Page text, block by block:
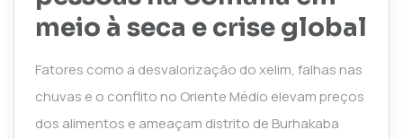
meio à seca e crise global
Fatores como a desvalorização do xelim, falhas nas
chuvas e o conflito no Oriente Médio elevam preços
dos alimentos e ameaçam distrito de Burhakaba